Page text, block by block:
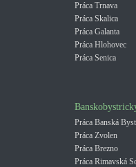
Práca Trnava
Práca Skalica
Práca Galanta
Práca Hlohovec
Práca Senica
Práca Banská
Práca Zvolen
Práca Brezno
Práca Rimavská